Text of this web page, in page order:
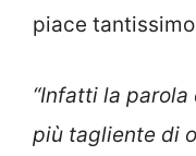
piace
“Infatti la
più tagliente di